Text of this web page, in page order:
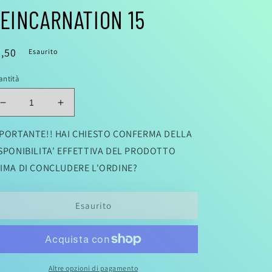
15
Esaurito
Diminuisci
quantità
per
MUSHOKU
TENSEI
-
Aumenta
quantità
per
MUSHOKU
-
HAI CHIESTO CONFERMA DELLA
EFFETTIVA DEL PRODOTTO
DI CONCLUDERE L'ORDINE?
Esaurito
Altre opzioni di pagamento